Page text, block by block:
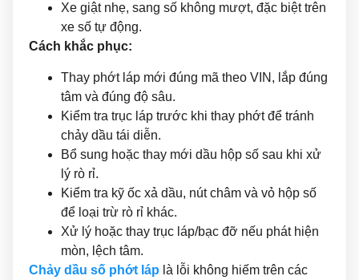
Xe giật nhẹ, sang số không mượt, đặc biệt trên
xe số tự động.
Cách khắc phục:
Thay phớt láp mới đúng mã theo VIN, lắp đúng
tâm và đúng độ sâu.
Kiểm tra trục láp trước khi thay phớt để tránh
chảy dầu tái diễn.
Bổ sung hoặc thay mới dầu hộp số sau khi xử
lý rò rỉ.
Kiểm tra kỹ ốc xả dầu, nút châm và vỏ hộp số
để loại trừ rò rỉ khác.
Xử lý hoặc thay trục láp/bạc đỡ nếu phát hiện
mòn, lệch tâm.
Chảy dầu số phớt láp là lỗi không hiếm trên các